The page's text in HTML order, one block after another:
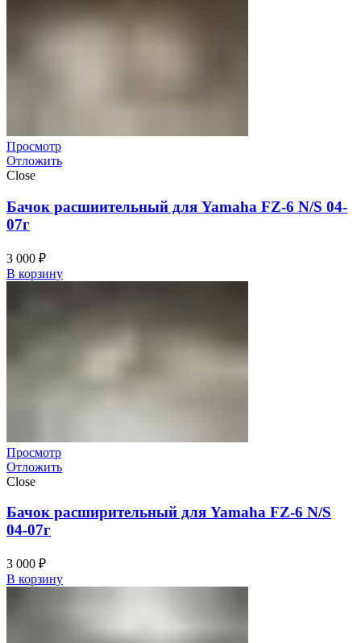
Просмотр
Отложить
Close
Бачок расшиительный для Yamaha FZ-6 N/S 04-
07г
3 000 ₽
В корзину
Просмотр
Отложить
Close
Бачок расширительный для Yamaha FZ-6 N/S
04-07г
3 000 ₽
В корзину